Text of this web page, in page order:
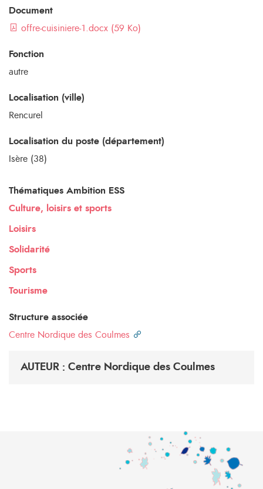
Document
offre-cuisiniere-1.docx (59 Ko)
Fonction
autre
Localisation (ville)
Rencurel
Localisation du poste (département)
Isère (38)
Thématiques Ambition ESS
Culture, loisirs et sports
Loisirs
Solidarité
Sports
Tourisme
Structure associée
Centre Nordique des Coulmes
AUTEUR : Centre Nordique des Coulmes